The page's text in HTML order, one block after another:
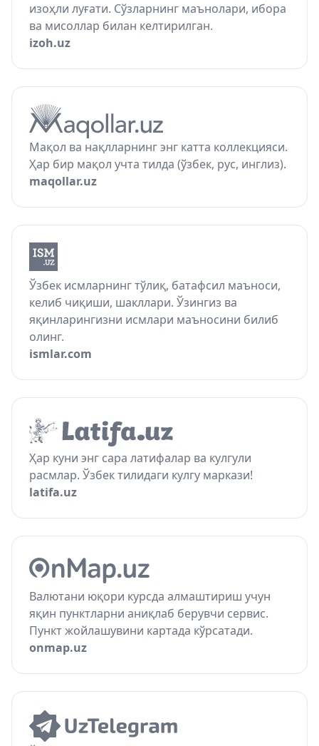
изоҳли луғати. Сўзларнинг маънолари, ибора
ва мисоллар билан келтирилган.
izoh.uz
Мақол ва нақлларнинг энг катта коллекцияси.
Ҳар бир мақол учта тилда (ўзбек, рус, инглиз).
maqollar.uz
Ўзбек исмларнинг тўлиқ, батафсил маъноси,
келиб чиқиши, шакллари. Ўзингиз ва
яқинларингизни исмлари маъносини билиб
олинг.
ismlar.com
Ҳар куни энг сара латифалар ва кулгули
расмлар. Ўзбек тилидаги кулгу маркази!
latifa.uz
Валютани юқори курсда алмаштириш учун
яқин пунктларни аниқлаб берувчи сервис.
Пункт жойлашувини картада кўрсатади.
onmap.uz